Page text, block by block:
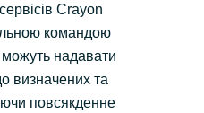
Crayon
командою
можуть надавати
визначених та
повсякденне